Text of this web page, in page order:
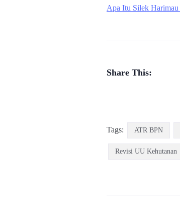
Apa Itu Silek Harimau
Share This:
Tags: ATR BPN
Revisi UU Kehutanan